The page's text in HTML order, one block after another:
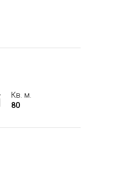
Кв. м.
80